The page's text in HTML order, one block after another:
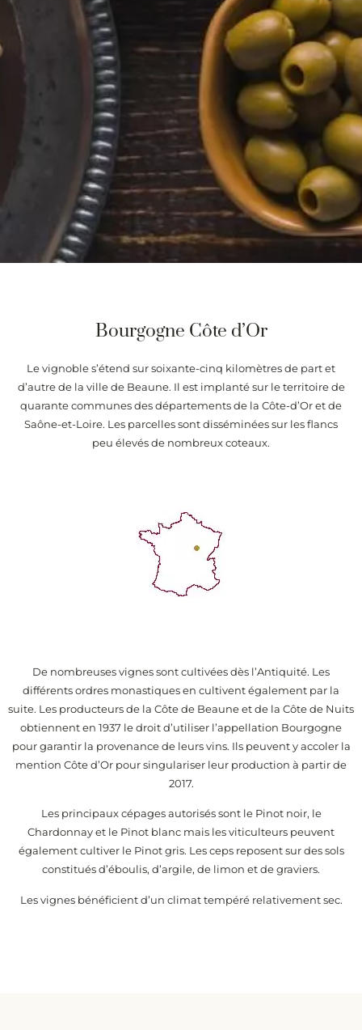
Bourgogne Côte d’Or
Le vignoble s’étend sur soixante-cinq kilomètres de part et
d’autre de la ville de Beaune. Il est implanté sur le territoire de
quarante communes des départements de la Côte-d’Or et de
Saône-et-Loire. Les parcelles sont disséminées sur les flancs
peu élevés de nombreux coteaux.
De nombreuses vignes sont cultivées dès l’Antiquité. Les
différents ordres monastiques en cultivent également par la
suite. Les producteurs de la Côte de Beaune et de la Côte de Nuits
obtiennent en 1937 le droit d’utiliser l’appellation Bourgogne
pour garantir la provenance de leurs vins. Ils peuvent y accoler la
mention Côte d’Or pour singulariser leur production à partir de
2017.
Les principaux cépages autorisés sont le Pinot noir, le
Chardonnay et le Pinot blanc mais les viticulteurs peuvent
également cultiver le Pinot gris. Les ceps reposent sur des sols
constitués d’éboulis, d’argile, de limon et de graviers.
Les vignes bénéficient d’un climat tempéré relativement sec.